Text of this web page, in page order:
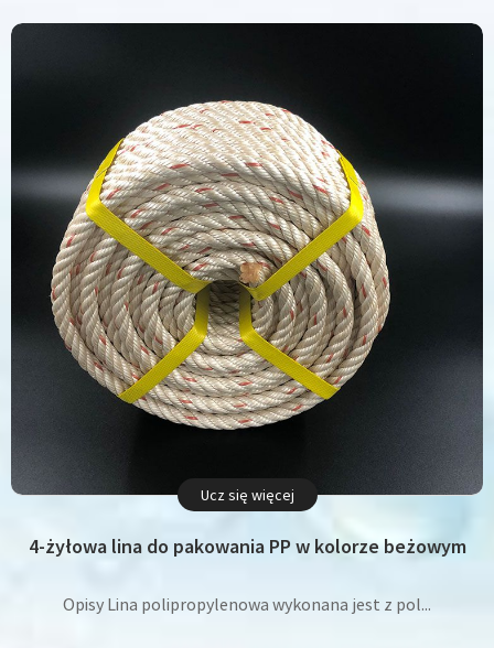
4-żyłowa lina do pakowania PP w kolorze beżowym
Opisy Lina polipropylenowa wykonana jest z pol...
Ucz się więcej